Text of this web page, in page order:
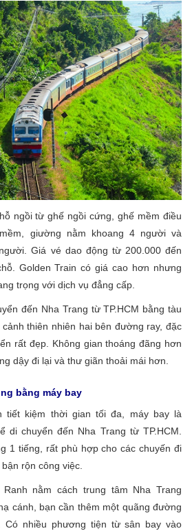
ngồi từ ghế ngồi cứng, ghế mềm điều
giường nằm khoang 4 người và
Giá vé dao động từ 200.000 đến
Golden Train có giá cao hơn nhưng
trọng với dịch vụ đẳng cấp.
đến Nha Trang từ TP.HCM bằng tàu
thiên nhiên hai bên đường ray, đặc
rất đẹp. Không gian thoáng đãng hơn
dậy đi lại và thư giãn thoải mái hơn.
bằng máy bay
tiết kiệm thời gian tối đa, máy bay là
di chuyển đến Nha Trang từ TP.HCM.
1 tiếng, rất phù hợp cho các chuyến đi
rộn công việc.
nằm cách trung tâm Nha Trang
cánh, bạn cần thêm một quãng đường
Có nhiều phương tiện từ sân bay vào